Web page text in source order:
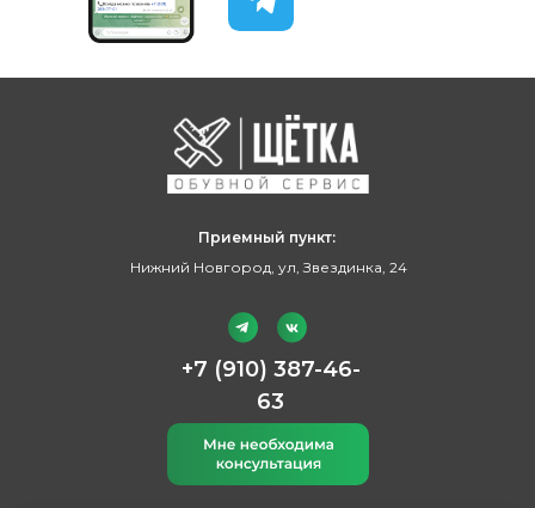
Приемный пункт:
Нижний Новгород, ул, Звездинка, 24
+7 (910) 387-46-
63